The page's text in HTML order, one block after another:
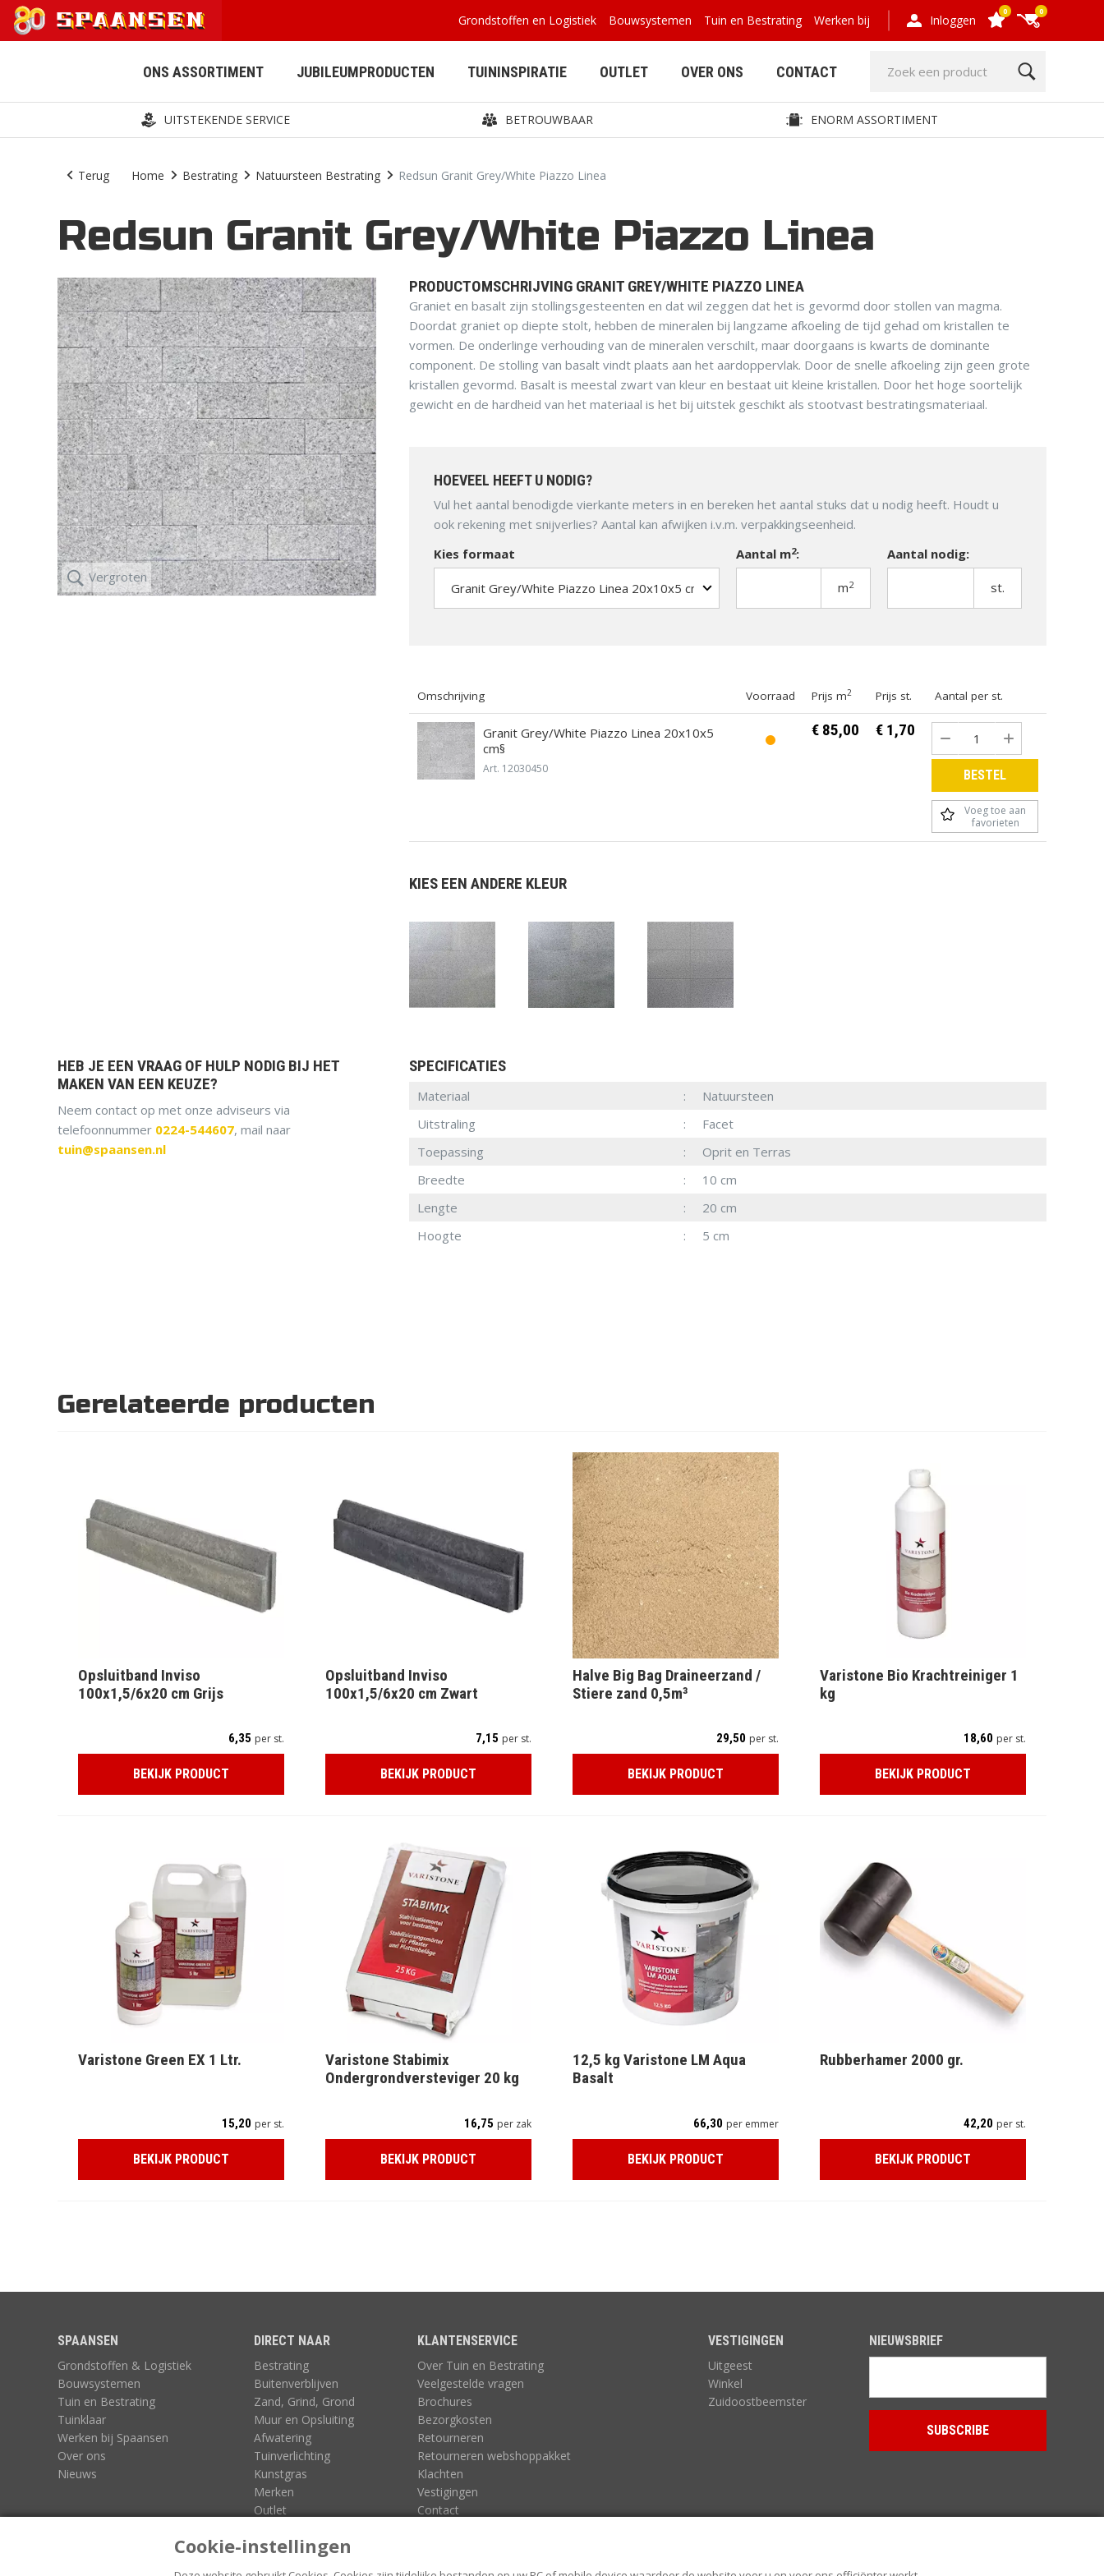
Cookie-instellingen
ONS ASSORTIMENT
AFWATERING BESTRATING BETONPLATEN BUITENVERBLIJVEN
GRIND- EN
GRASPLATEN
IJZERWAREN,
GEREEDSCHAP
KUNSTGRAS
JUBILEUMPRODUCTEN TUININSPIRATIE OUTLET OVER ONS CONTACT
Grondstoffen en Logistiek Bouwsystemen Tuin en Bestrating Werken bij Inloggen
0 0
UITSTEKENDE SERVICE BETROUWBAAR ENORM ASSORTIMENT
Terug Home Bestrating Natuursteen Bestrating Redsun Granit Grey/White Piazzo Linea
Redsun Granit Grey/White Piazzo Linea
Vergroten
PRODUCTOMSCHRIJVING GRANIT GREY/WHITE PIAZZO LINEA
Graniet en basalt zijn stollingsgesteenten en dat wil zeggen dat het is gevormd door stollen van magma.
Doordat graniet op diepte stolt, hebben de mineralen bij langzame afkoeling de tijd gehad om kristallen te
vormen. De onderlinge verhouding van de mineralen verschilt, maar doorgaans is kwarts de dominante
component. De stolling van basalt vindt plaats aan het aardoppervlak. Door de snelle afkoeling zijn geen grote
kristallen gevormd. Basalt is meestal zwart van kleur en bestaat uit kleine kristallen. Door het hoge soortelijk
gewicht en de hardheid van het materiaal is het bij uitstek geschikt als stootvast bestratingsmateriaal.
HOEVEEL HEEFT U NODIG?
Vul het aantal benodigde vierkante meters in en bereken het aantal stuks dat u nodig heeft. Houdt u
ook rekening met snijverlies? Aantal kan afwijken i.v.m. verpakkingseenheid.
Kies formaat
Aantal m2:
m2
Aantal nodig:
st.
Omschrijving Voorraad Prijs m2 Prijs st. Aantal per st.
Granit Grey/White Piazzo Linea 20x10x5
cm§
Art. 12030450
€ 85,00 € 1,70
BESTEL
Voeg toe aan
favorieten
KIES EEN ANDERE KLEUR
SPECIFICATIES
Materiaal
Natuursteen
Uitstraling
Facet
Toepassing
Oprit en Terras
Breedte
10 cm
Lengte
20 cm
Hoogte
5 cm
HEB JE EEN VRAAG OF HULP NODIG BIJ HET
MAKEN VAN EEN KEUZE?
Neem contact op met onze adviseurs via
telefoonnummer 0224-544607, mail naar
tuin@spaansen.nl
Gerelateerde producten
Opsluitband Inviso
100x1,5/6x20 cm Grijs
6,35 per st.
BEKIJK PRODUCT
Opsluitband Inviso
100x1,5/6x20 cm Zwart
7,15 per st.
BEKIJK PRODUCT
Halve Big Bag Draineerzand /
Stiere zand 0,5m³
29,50 per st.
BEKIJK PRODUCT
Varistone Bio Krachtreiniger 1
kg
18,60 per st.
BEKIJK PRODUCT
Varistone Green EX 1 Ltr.
15,20 per st.
BEKIJK PRODUCT
Varistone Stabimix
Ondergrondversteviger 20 kg
16,75 per zak
BEKIJK PRODUCT
12,5 kg Varistone LM Aqua
Basalt
66,30 per emmer
BEKIJK PRODUCT
Rubberhamer 2000 gr.
42,20 per st.
BEKIJK PRODUCT
SPAANSEN
Grondstoffen & Logistiek
Bouwsystemen
Tuin en Bestrating
Tuinklaar
Werken bij Spaansen
Over ons
Nieuws
DIRECT NAAR
Bestrating
Buitenverblijven
Zand, Grind, Grond
Muur en Opsluiting
Afwatering
Tuinverlichting
Kunstgras
Merken
Outlet
KLANTENSERVICE
Over Tuin en Bestrating
Veelgestelde vragen
Brochures
Bezorgkosten
Retourneren
Retourneren webshoppakket
Klachten
Vestigingen
Contact
VESTIGINGEN
Uitgeest
Winkel
Zuidoostbeemster
NIEUWSBRIEF